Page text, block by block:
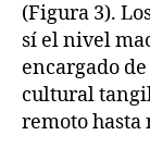
(Figura 3).
sí el nivel
encargado
cultural
remoto hasta